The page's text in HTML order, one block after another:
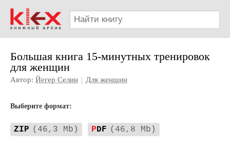
Большая книга 15-минутных тренировок
для женщин
Автор: Йегер Селин | Для женщин
Выберите формат:
ZIP (46,3 Mb) PDF (46,8 Mb)